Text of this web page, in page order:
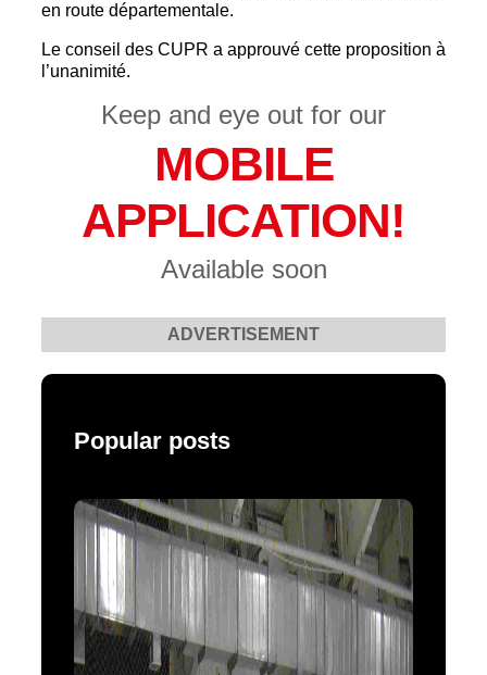
en route départementale.
Le conseil des CUPR a approuvé cette proposition à
l’unanimité.
Keep and eye out for our
MOBILE
APPLICATION!
Available soon
ADVERTISEMENT
Popular posts